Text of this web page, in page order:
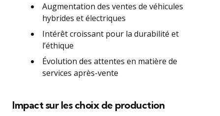
Augmentation des ventes de véhicules
hybrides et électriques
Intérêt croissant pour la durabilité et
l’éthique
Évolution des attentes en matière de
services après-vente
Impact sur les choix de production